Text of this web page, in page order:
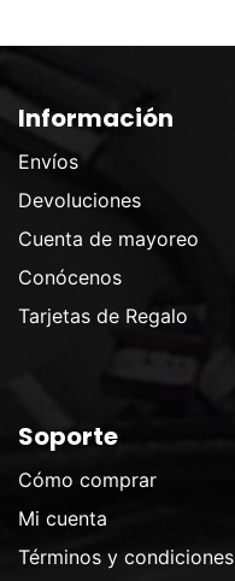
Información
Envíos
Devoluciones
Cuenta de mayoreo
Conócenos
Tarjetas de Regalo
Soporte
Cómo comprar
Mi cuenta
Términos y condiciones